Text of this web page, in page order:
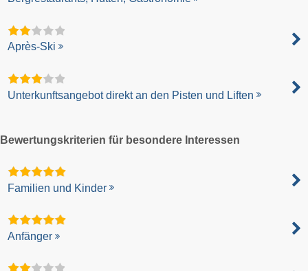
Après-Ski
Unterkunftsangebot direkt an den Pisten und Liften
Bewertungskriterien für besondere Interessen
Familien und Kinder
Anfänger